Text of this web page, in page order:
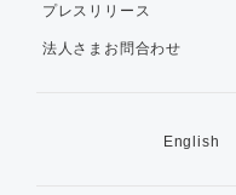
プレスリリース
法人さまお問合わせ
English